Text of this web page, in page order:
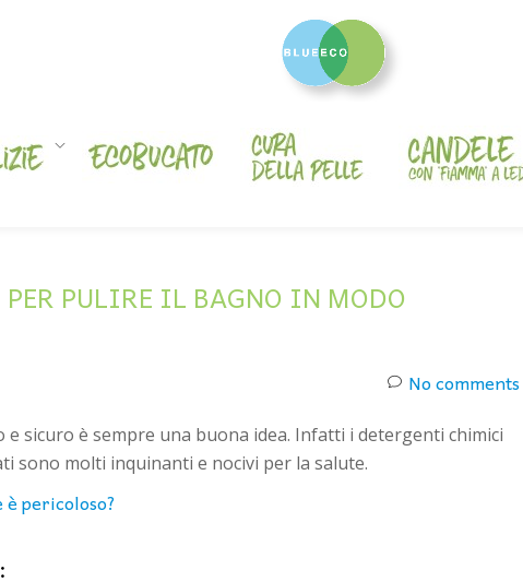
PULIRE IL BAGNO IN MODO
No comments
sicuro è sempre una buona idea. Infatti i detergenti chimici
sono molti inquinanti e nocivi per la salute.
è pericoloso?